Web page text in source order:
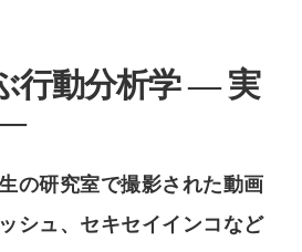
行動分析学 ― 実
―
の研究室で撮影された動画
シュ、セキセイインコなど